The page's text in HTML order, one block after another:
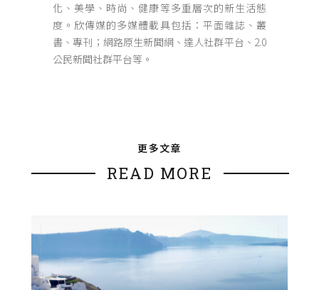
化、美學、時尚、健康等多重層次的新生活態
度。欣傳媒的多媒體載具包括：平面雜誌、叢
書、專刊；網路原生新聞網、達人社群平台、2.0
公民新聞社群平台等。
更多文章
READ MORE